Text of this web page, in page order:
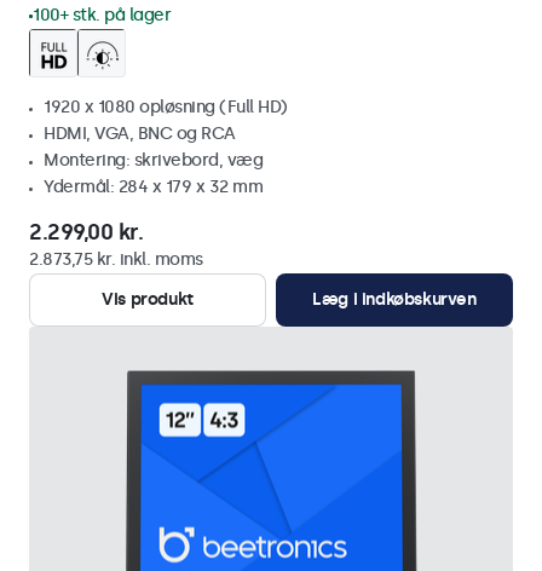
100+ stk. på lager
1920 x 1080 opløsning (Full HD)
HDMI, VGA, BNC og RCA
Montering: skrivebord, væg
Ydermål: 284 x 179 x 32 mm
2.299,00 kr.
2.873,75 kr. inkl. moms
Vis produkt
Læg i indkøbskurven